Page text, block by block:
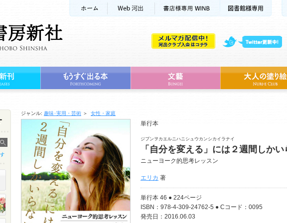
ジャンル: 趣味･実用・芸術 ＞ 女性・家庭
単行本
ジブンヲカエルニハニシュウカンシカイラナイ
「自分を変える」には２週間しかい
ニューヨーク的思考レッスン
エリカ 著
単行本 46 ● 224ページ
ISBN：978-4-309-24762-5 ● Cコード：0095
発売日：2016.06.03